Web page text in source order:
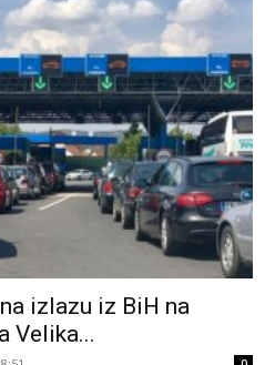
izlazu iz BiH na
Velika...